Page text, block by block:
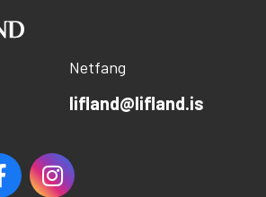
Netfang
lifland@lifland.is